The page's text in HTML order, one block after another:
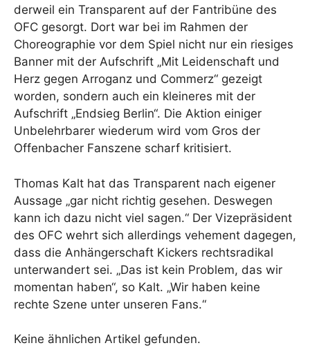
derweil ein Transparent auf der Fantribüne des
OFC gesorgt. Dort war bei im Rahmen der
Choreographie vor dem Spiel nicht nur ein riesiges
Banner mit der Aufschrift „Mit Leidenschaft und
Herz gegen Arroganz und Commerz“ gezeigt
worden, sondern auch ein kleineres mit der
Aufschrift „Endsieg Berlin“. Die Aktion einiger
Unbelehrbarer wiederum wird vom Gros der
Offenbacher Fanszene scharf kritisiert.
Thomas Kalt hat das Transparent nach eigener
Aussage „gar nicht richtig gesehen. Deswegen
kann ich dazu nicht viel sagen.“ Der Vizepräsident
des OFC wehrt sich allerdings vehement dagegen,
dass die Anhängerschaft Kickers rechtsradikal
unterwandert sei. „Das ist kein Problem, das wir
momentan haben“, so Kalt. „Wir haben keine
rechte Szene unter unseren Fans.“
Keine ähnlichen Artikel gefunden.